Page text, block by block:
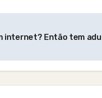
internet? Então tem